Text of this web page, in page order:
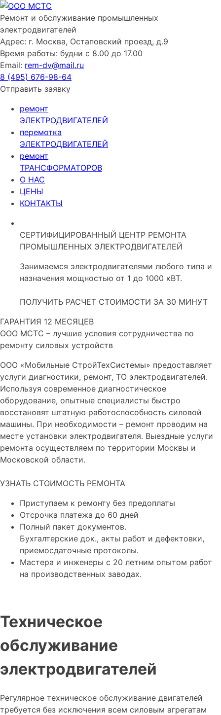
Skip
to
content
Ремонт и обслуживание промышленных
электродвигателей
Адрес: г. Москва, Остаповский проезд, д.9
Время работы: будни с 8.00 до 17.00
Email: rem-dv@mail.ru
8 (495) 676-98-64
Отправить заявку
ремонт
ЭЛЕКТРОДВИГАТЕЛЕЙ
перемотка
ЭЛЕКТРОДВИГАТЕЛЕЙ
ремонт
ТРАНСФОРМАТОРОВ
О НАС
ЦЕНЫ
КОНТАКТЫ
СЕРТИФИЦИРОВАННЫЙ ЦЕНТР РЕМОНТА
ПРОМЫШЛЕННЫХ ЭЛЕКТРОДВИГАТЕЛЕЙ
Занимаемся электродвигателями любого типа и
назначения мощностью от 1 до 1000 кВТ.
ПОЛУЧИТЬ РАСЧЕТ СТОИМОСТИ ЗА 30 МИНУТ
ГАРАНТИЯ 12 МЕСЯЦЕВ
ООО МСТС – лучшие условия сотрудничества по
ремонту силовых устройств
ООО «Мобильные СтройТехСистемы» предоставляет
услуги диагностики, ремонт, ТО электродвигателей.
Используя современное диагностическое
оборудование, опытные специалисты быстро
восстановят штатную работоспособность силовой
машины. При необходимости – ремонт проводим на
месте установки электродвигателя. Выездные услуги
ремонта осуществляем по территории Москвы и
Московской области.
УЗНАТЬ СТОИМОСТЬ РЕМОНТА
Приступаем к ремонту без предоплаты
Отсрочка платежа до 60 дней
Полный пакет документов.
Бухгалтерские док., акты работ и дефектовки,
приемосдаточные протоколы.
Мастера и инженеры с 20 летним опытом работ
на производственных заводах.
Техническое
обслуживание
электродвигателей
Регулярное техническое обслуживание двигателей
требуется без исключения всем силовым агрегатам